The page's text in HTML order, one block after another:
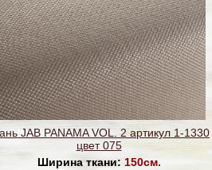
JAB PANAMA VOL. 2 артикул 1-1330
цвет 075
Ширина ткани: 150см.